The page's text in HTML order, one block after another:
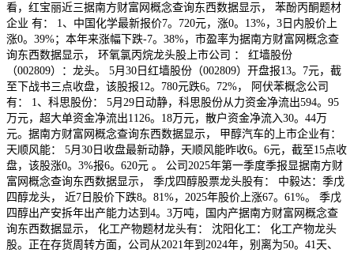
看，红宝丽近三据南方财富网概念查询东西数据显示， 苯酚丙酮题材
企业 有： 1、中国化学最新报价7。720元，涨0。13%，3日内股价上
涨0。39%；本年来涨幅下跌-7。38%，市盈率为据南方财富网概念查
询东西数据显示， 环氧氯丙烷龙头股上市公司 ： 红墙股份
（002809）：龙头。 5月30日红墙股份（002809）开盘报13。7元，截
至下战书三点收盘，该股报12。780元跌6。72%， 阿伏苯概念公司
有： 1、科思股份： 5月29日动静，科思股份从力资金净流出594。95
万元，超大单资金净流出1126。18万元，散户资金净流入30。44万
元。据南方财富网概念查询东西数据显示， 甲醇汽车的上市企业有：
天顺风能： 5月30日收盘最新动静，天顺风能昨收6。6元，截至15点收
盘，该股涨0。3%报6。620元 。 公司2025年第一季度季报显据南方财
富网概念查询东西数据显示， 季戊四醇股票龙头股有： 中毅达：季戊
四醇龙头， 近7日股价下跌8。81%，2025年股价上涨67。61%。 季戊
四醇出产安拆年出产能力达到4。3万吨，国内产据南方财富网概念查
询东西数据显示， 化工产物题材龙头有： 沈阳化工： 化工产物龙头
股。正在存货周转方面，公司从2021年到2024年，别离为50。41天、